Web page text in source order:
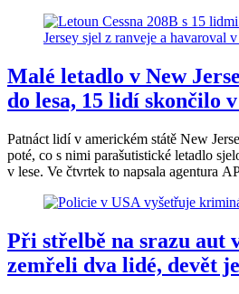
Malé letadlo v New
do lesa, 15 lidí skončilo
Patnáct lidí v americkém státě New
poté, co s nimi parašutistické letadlo
v lese. Ve čtvrtek to napsala agentura
Při střelbě na srazu aut
zemřeli dva lidé, devět